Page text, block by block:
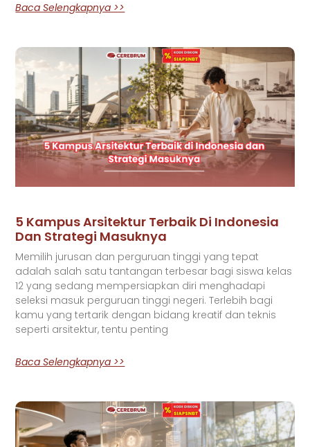
Baca Selengkapnya >>
5 Kampus Arsitektur Terbaik Di Indonesia
Dan Strategi Masuknya
Memilih jurusan dan perguruan tinggi yang tepat
adalah salah satu tantangan terbesar bagi siswa kelas
12 yang sedang mempersiapkan diri menghadapi
seleksi masuk perguruan tinggi negeri. Terlebih bagi
kamu yang tertarik dengan bidang kreatif dan teknis
seperti arsitektur, tentu penting
Baca Selengkapnya >>